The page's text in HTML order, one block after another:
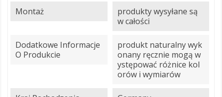
Montaż
produkty wysyłane są
w całości
Dodatkowe Informacje
O Produkcie
produkt naturalny wyk
onany ręcznie mogą w
ystępować różnice kol
orów i wymiarów